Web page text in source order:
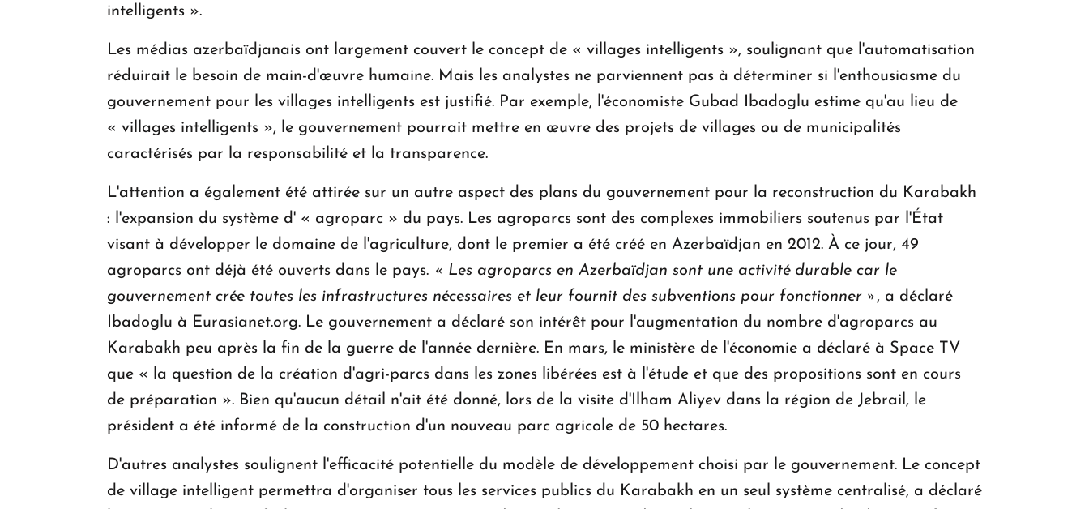
intelligents ».
Les médias azerbaïdjanais ont largement couvert le concept de « villages intelligents », soulignant que l'automatisation
réduirait le besoin de main-d'œuvre humaine. Mais les analystes ne parviennent pas à déterminer si l'enthousiasme du
gouvernement pour les villages intelligents est justifié. Par exemple, l'économiste Gubad Ibadoglu estime qu'au lieu de
« villages intelligents », le gouvernement pourrait mettre en œuvre des projets de villages ou de municipalités
caractérisés par la responsabilité et la transparence.
L'attention a également été attirée sur un autre aspect des plans du gouvernement pour la reconstruction du Karabakh
: l'expansion du système d' « agroparc » du pays. Les agroparcs sont des complexes immobiliers soutenus par l'État
visant à développer le domaine de l'agriculture, dont le premier a été créé en Azerbaïdjan en 2012. À ce jour, 49
agroparcs ont déjà été ouverts dans le pays. « Les agroparcs en Azerbaïdjan sont une activité durable car le
gouvernement crée toutes les infrastructures nécessaires et leur fournit des subventions pour fonctionner », a déclaré
Ibadoglu à Eurasianet.org. Le gouvernement a déclaré son intérêt pour l'augmentation du nombre d'agroparcs au
Karabakh peu après la fin de la guerre de l'année dernière. En mars, le ministère de l'économie a déclaré à Space TV
que « la question de la création d'agri-parcs dans les zones libérées est à l'étude et que des propositions sont en cours
de préparation ». Bien qu'aucun détail n'ait été donné, lors de la visite d'Ilham Aliyev dans la région de Jebrail, le
président a été informé de la construction d'un nouveau parc agricole de 50 hectares.
D'autres analystes soulignent l'efficacité potentielle du modèle de développement choisi par le gouvernement. Le concept
de village intelligent permettra d'organiser tous les services publics du Karabakh en un seul système centralisé, a déclaré